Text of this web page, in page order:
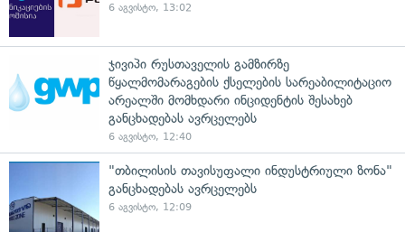
6 აგვისტო, 13:02
ჯივიპი რუსთაველის გამზირზე
წყალმომარაგების ქსელების სარეაბილიტაციო
არეალში მომხდარი ინციდენტის შესახებ
განცხადებას ავრცელებს
6 აგვისტო, 12:40
"თბილისის თავისუფალი ინდუსტრიული ზონა"
განცხადებას ავრცელებს
6 აგვისტო, 12:09